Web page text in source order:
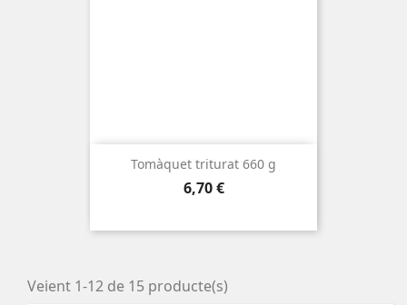
Tomàquet triturat 660 g
Preu
6,70 €
Veient 1-12 de 15 producte(s)